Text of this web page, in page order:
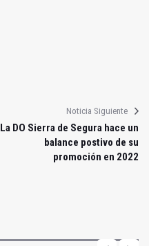
Noticia Siguiente
La DO Sierra de Segura hace un
balance postivo de su
promoción en 2022